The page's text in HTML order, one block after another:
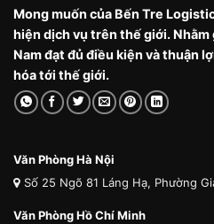
Mong muốn của Bến Tre
hiện dịch vụ trên thế giới.
Nam đạt đủ điều kiện và thuận
hóa tới thế giới.
Văn Phòng Hà Nội
Số 25 Ngõ 81 Láng Hạ, Phường
Văn Phòng Hồ Chí Minh